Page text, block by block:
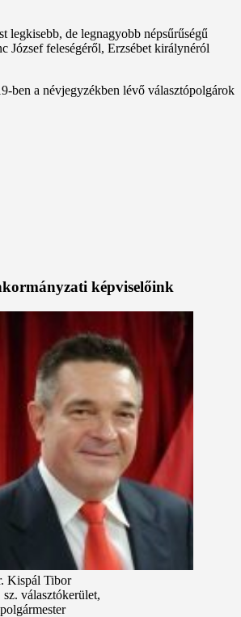
legkisebb, de legnagyobb népsűrűségű
József feleségéről, Erzsébet királynéról
ben a névjegyzékben lévő választópolgárok
képviselőink
Kispál Tibor
sz. választókerület,